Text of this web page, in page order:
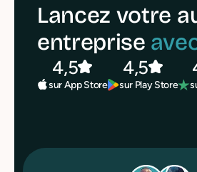
Lancez votre
entreprise
4,5
sur App Store
4,5
sur Play Store